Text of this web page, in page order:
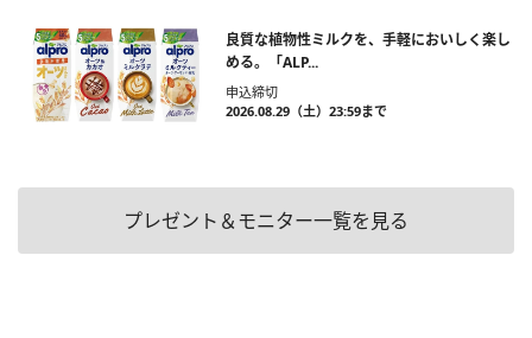
良質な植物性ミルクを、手軽においしく楽し
める。「ALP...
申込締切
2026.08.29（土）23:59まで
プレゼント＆モニター一覧を見る